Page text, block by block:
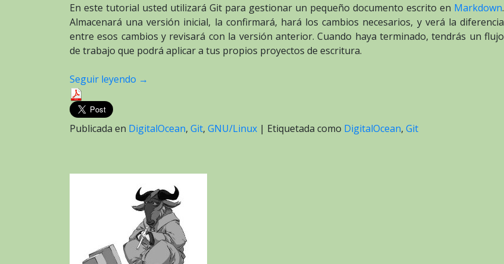
En este tutorial usted utilizará Git para gestionar un pequeño documento escrito en Markdown.
Almacenará una versión inicial, la confirmará, hará los cambios necesarios, y verá la diferencia
entre esos cambios y revisará con la versión anterior. Cuando haya terminado, tendrás un flujo
de trabajo que podrá aplicar a tus propios proyectos de escritura.
Seguir leyendo →
Publicada en DigitalOcean, Git, GNU/Linux | Etiquetada como DigitalOcean, Git